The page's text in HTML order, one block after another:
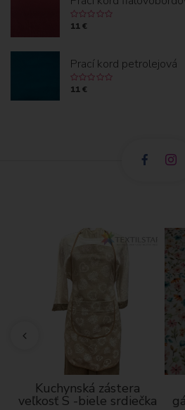
11 €
Prací kord petrolejová
11 €
Kuchynská zástera
veľkosť S -biele srdiečka